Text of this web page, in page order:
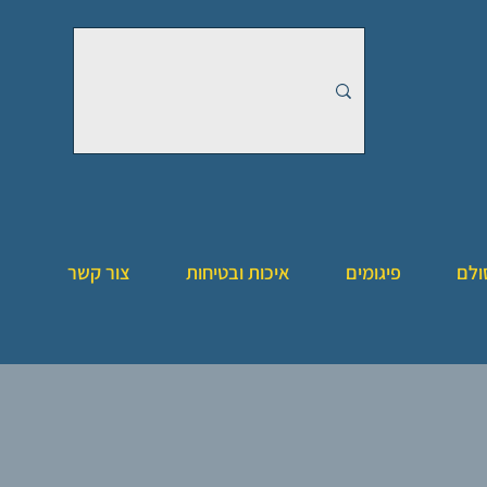
פיגומים איכות ובטיחות צור קשר